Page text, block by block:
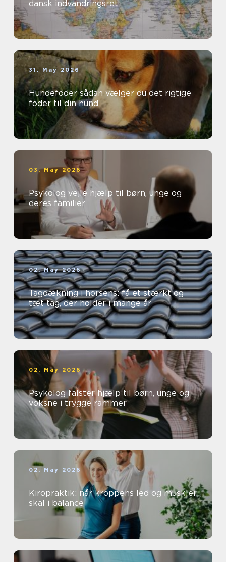
dansk indvandringsret
31. May 2026
Hundefoder sådan vælger du det rigtige
foder til din hund
03. May 2026
Psykolog vejle hjælp til børn, unge og
deres familier
02. May 2026
Tagdækning i horsens: få et stærkt og
tæt tag, der holder i mange år
02. May 2026
Psykolog falster hjælp til børn, unge og
voksne i trygge rammer
02. May 2026
Kiropraktik: når kroppens led og muskler
skal i balance